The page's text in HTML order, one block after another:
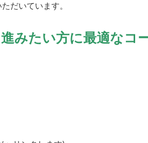
だいています。
みたい方に最適なコ